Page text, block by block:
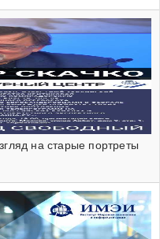
на старые портреты